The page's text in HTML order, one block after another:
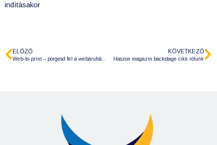
indításakor
ELŐZŐ KÖVETKEZŐ
Haszon magazin backstage cikk rólunk